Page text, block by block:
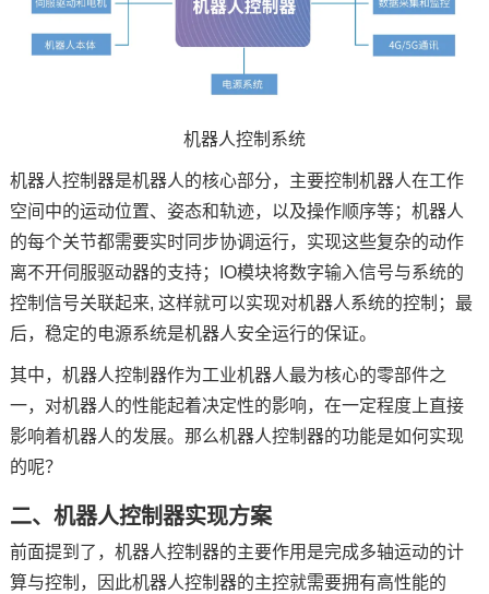
机器人控制系统
机器人控制器是机器人的核心部分，主要控制机器人在工作
空间中的运动位置、姿态和轨迹，以及操作顺序等；机器人
的每个关节都需要实时同步协调运行，实现这些复杂的动作
离不开伺服驱动器的支持；IO模块将数字输入信号与系统的
控制信号关联起来, 这样就可以实现对机器人系统的控制；最
后，稳定的电源系统是机器人安全运行的保证。
其中，机器人控制器作为工业机器人最为核心的零部件之
一，对机器人的性能起着决定性的影响，在一定程度上直接
影响着机器人的发展。那么机器人控制器的功能是如何实现
的呢？
二、机器人控制器实现方案
前面提到了，机器人控制器的主要作用是完成多轴运动的计
算与控制，因此机器人控制器的主控就需要拥有高性能的